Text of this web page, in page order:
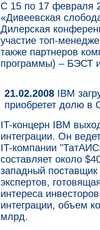
С 15 по 17 февраля
«Дивеевская
Дилерская
участие топ-
также партнеров
программы) – БЭСТ
21.02.2008 IBM
приобретет долю
IT-концерн IBM
интеграции. Он
IT-компании
составляет около
западный поставщик
экспертов,
интереса
интеграции, объем
млрд.